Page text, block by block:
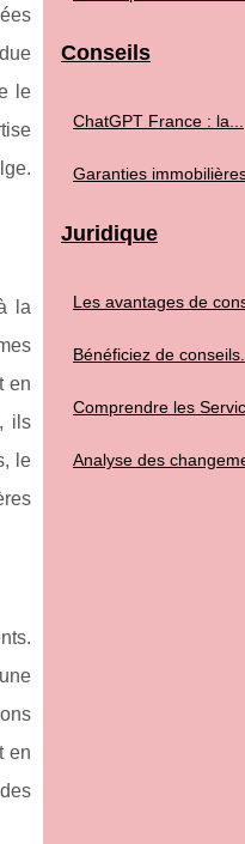
le
la
en
, ils
le
en
Conseils
ChatGPT France : la...
Garanties immobilières
Juridique
Les avantages de
Bénéficiez de conseils...
Comprendre les
Analyse des